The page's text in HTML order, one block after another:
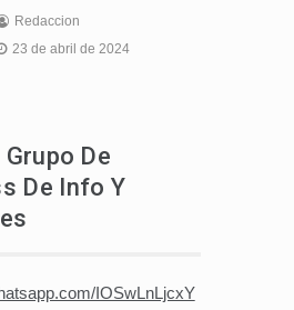
Redaccion
23 de abril de 2024
De
De Info Y
IOSwLnLjcxY